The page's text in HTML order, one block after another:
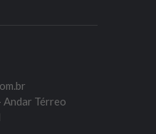
Andar Térreo